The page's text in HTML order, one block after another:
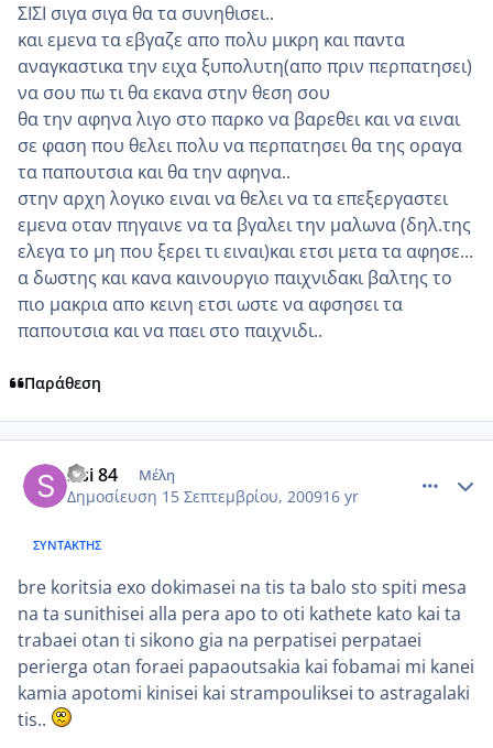
ΣΙΣΙ σιγα σιγα θα τα συνηθισει..
και εμενα τα εβγαζε απο πολυ μικρη και παντα
αναγκαστικα την ειχα ξυπολυτη(απο πριν περπατησει)
να σου πω τι θα εκανα στην θεση σου
θα την αφηνα λιγο στο παρκο να βαρεθει και να ειναι
σε φαση που θελει πολυ να περπατησει θα της οραγα
τα παπουτσια και θα την αφηνα..
στην αρχη λογικο ειναι να θελει να τα επεξεργαστει
εμενα οταν πηγαινε να τα βγαλει την μαλωνα (δηλ.της
ελεγα το μη που ξερει τι ειναι)και ετσι μετα τα αφησε...
α δωστης και κανα καινουργιο παιχνιδακι βαλτης το
πιο μακρια απο κεινη ετσι ωστε να αφσησει τα
παπουτσια και να παει στο παιχνιδι..
Παράθεση
sisi 84 Μέλη
Δημοσίευση 15 Σεπτεμβρίου, 200916 yr
ΣΥΝΤΆΚΤΗΣ
bre koritsia exo dokimasei na tis ta balo sto spiti mesa
na ta sunithisei alla pera apo to oti kathete kato kai ta
trabaei otan ti sikono gia na perpatisei perpataei
perierga otan foraei papaoutsakia kai fobamai mi kanei
kamia apotomi kinisei kai strampouliksei to astragalaki
tis..